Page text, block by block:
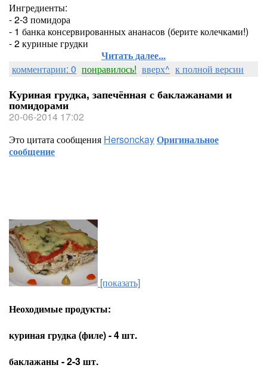
Ингредиенты:
- 2-3 помидора
- 1 банка консервированных ананасов (берите колечками!)
- 2 куриные грудки
Читать далее...
комментарии: 0 понравилось! вверх^ к полной версии
Куриная грудка, запечённая с баклажанами и
помидорами
20-06-2014 17:02
Это цитата сообщения HersonckayОригинальное
сообщение
[показать]
Неоходимые продукты:
куриная грудка (филе) - 4 шт.
баклажаны - 2-3 шт.